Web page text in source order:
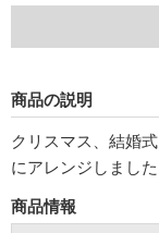
商品の説明
クリスマス、結婚
にアレンジしました
商品情報